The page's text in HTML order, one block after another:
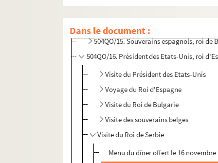
Dans le document :
Voyages étrangers en France
504QO/14. Shah de Perse, escadre
504QO/15. Souverains espagnols, roi
504QO/16. Président des Etats-Unis, roi
Visite du Président des Etats-Unis
Voyage du Roi d'Espagne
Visite du Roi de Bulgarie
Visite des souverains belges
Visite du Roi de Serbie
Menu du dîner offert le 16 novembre